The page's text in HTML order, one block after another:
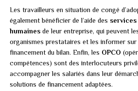
Les travailleurs en situation de congé
également bénéficier de l’aide des
humaines de leur entreprise, qui peuvent
organismes prestataires et les informer sur
financement du bilan. Enfin, les OPCO
compétences) sont des interlocuteurs
accompagner les salariés dans leur
solutions de financement adaptées.